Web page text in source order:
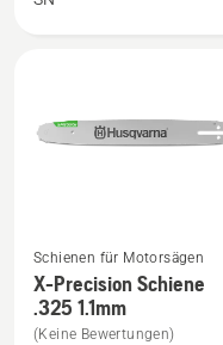
cm
SM
anzeigen
Mehr
Details
zu
Schienen für Motorsägen
X-Precision Schiene
.325 1.1mm
(Keine Bewertungen)